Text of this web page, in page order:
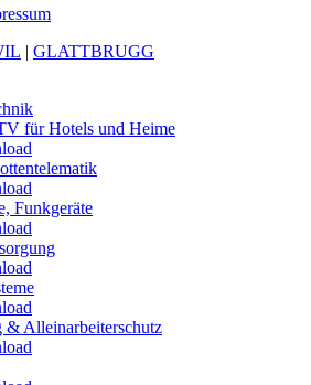
| GLATTBRUGG
für Hotels und Heime
Funkgeräte
& Alleinarbeiterschutz